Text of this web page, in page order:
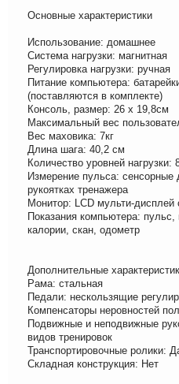
Основные характеристики
Использование: домашнее
Система нагрузки: магнитная
Регулировка нагрузки: ручная
Питание компьютера:
(поставляются в комплекте)
Консоль, размер: 26 х 19,8см
Максимальный вес
Вес маховика: 7кг
Длина шага: 40,2 см
Количество уровней нагрузки:
Измерение пульса: сенсорные
рукоятках тренажера
Монитор: LCD мульти-дисплей
Показания компьютера:
калории, скан, одометр
Дополнительные
Рама: стальная
Педали: нескользящие
Компенсаторы неровностей
Подвижные и неподвижные
видов тренировок
Транспортировочные ролики:
Складная конструкция: Нет